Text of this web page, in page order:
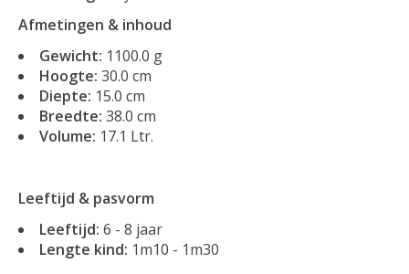
Afmetingen & inhoud
Gewicht: 1100.0 g
Hoogte: 30.0 cm
Diepte: 15.0 cm
Breedte: 38.0 cm
Volume: 17.1 Ltr.
Leeftijd & pasvorm
Leeftijd: 6 - 8 jaar
Lengte kind: 1m10 - 1m30